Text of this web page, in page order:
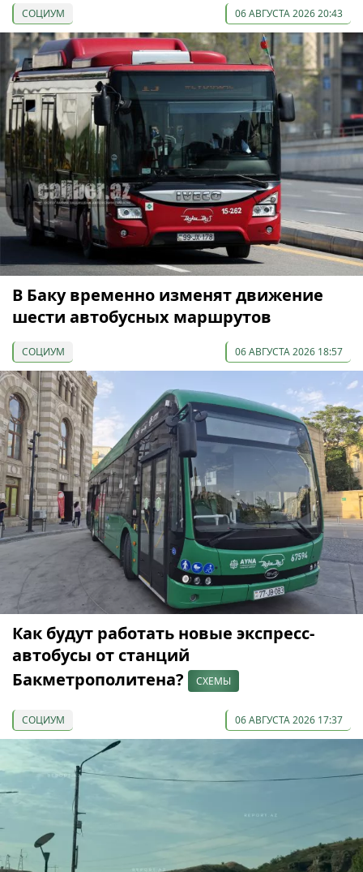
СОЦИУМ 06 АВГУСТА 2026 20:43
В Баку временно изменят движение
шести автобусных маршрутов
СОЦИУМ 06 АВГУСТА 2026 18:57
Как будут работать новые экспресс-
автобусы от станций
Бакметрополитена?
СХЕМЫ
СОЦИУМ 06 АВГУСТА 2026 17:37